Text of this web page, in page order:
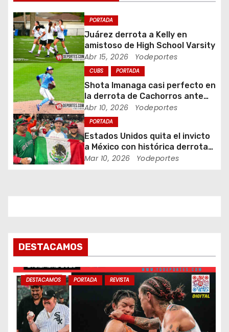
ó
n
d
e
e
n
t
r
s
PORTADA
Juárez derrota a Kelly en
amistoso de High School Varsity
Abr 15, 2026 Yodeportes
CUBS PORTADA
Shota Imanaga casi perfecto en
la derrota de Cachorros ante
Piratas
Abr 10, 2026 Yodeportes
PORTADA
Estados Unidos quita el invicto
a México con histórica derrota
en Clásico Mundial de Béisbol
Mar 10, 2026 Yodeportes
DESTACAMOS
DESTACAMOS PORTADA REVISTA